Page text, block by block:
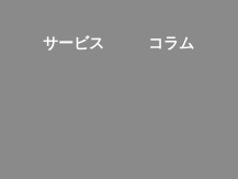
サービス コラム